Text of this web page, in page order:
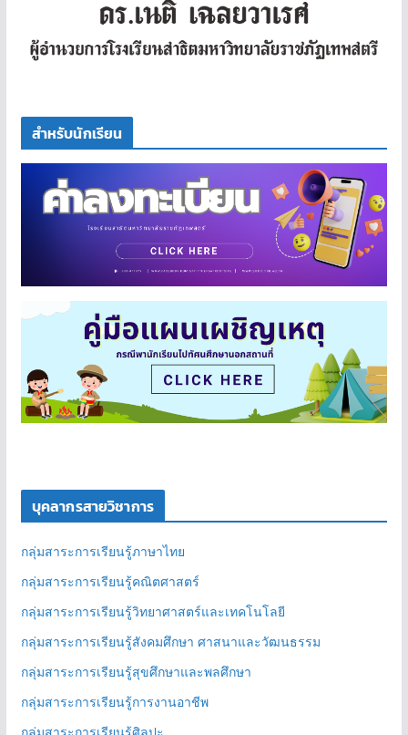
สำหรับนักเรียน
บุคลากรสายวิชาการ
กลุ่มสาระการเรียนรู้ภาษาไทย
กลุ่มสาระการเรียนรู้คณิตศาสตร์
กลุ่มสาระการเรียนรู้วิทยาศาสตร์และเทคโนโลยี
กลุ่มสาระการเรียนรู้สังคมศึกษา ศาสนาและวัฒนธรรม
กลุ่มสาระการเรียนรู้สุขศึกษาและพลศึกษา
กลุ่มสาระการเรียนรู้การงานอาชีพ